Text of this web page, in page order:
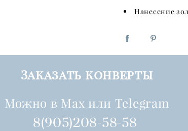
Нанесение
Заказать конверты
Можно в Max или Telegram
8(905)208-58-58